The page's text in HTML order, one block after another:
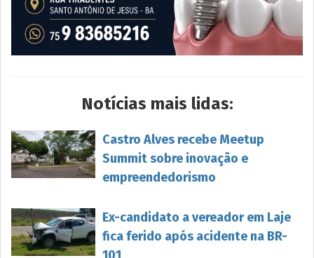
Notícias mais lidas:
Castro Alves recebe Meetup
Summit sobre inovação e
empreendedorismo
Ex-candidato a vereador em Laje
fica ferido após acidente na BR-
101